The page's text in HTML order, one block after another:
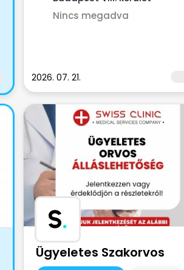
Nincs megadva
2026. 07. 21.
S.
Ügyeletes Szakorvos